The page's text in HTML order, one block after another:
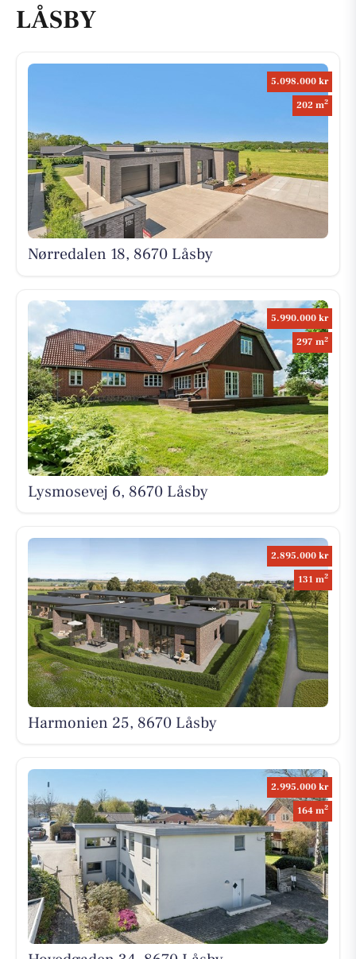
LÅSBY
5.098.000 kr
202 m2
Nørredalen 18, 8670 Låsby
5.990.000 kr
297 m2
Lysmosevej 6, 8670 Låsby
2.895.000 kr
131 m2
Harmonien 25, 8670 Låsby
2.995.000 kr
164 m2